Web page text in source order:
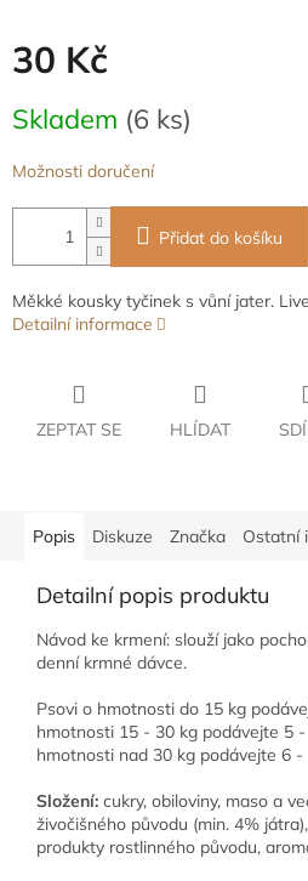
30 Kč
cena:
Skladem (6 ks)
Možnosti doručení
Přidat do košíku
Měkké kousky tyčinek s vůní jater.
Detailní informace
ZEPTAT SE HLÍDAT
Popis Diskuze Značka Ostatní
Detailní popis produktu
Návod ke krmení: slouží jako
denní krmné dávce.
Psovi o hmotnosti do 15 kg
hmotnosti 15 - 30 kg podávejte 5
hmotnosti nad 30 kg podávejte 6 -
Složení: cukry, obiloviny, maso a
živočišného původu (min. 4%
produkty rostlinného původu,